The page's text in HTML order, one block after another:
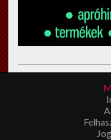
Esküvői filmkészítés
esküvői